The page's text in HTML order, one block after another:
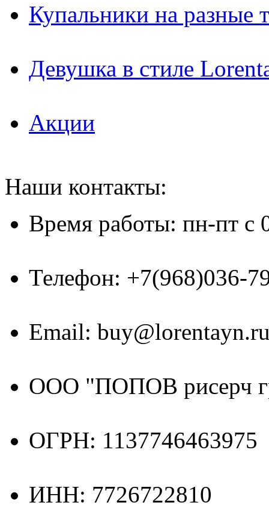
Купальники на разные
Девушка в стиле
Акции
Наши контакты:
Время работы: пн-пт с
Телефон: +7(968)036-
Email:
ООО "ПОПОВ рисерч
ОГРН: 1137746463975
ИНН: 7726722810